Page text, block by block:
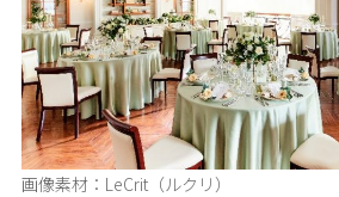
画像素材：LeCrit（ルクリ）